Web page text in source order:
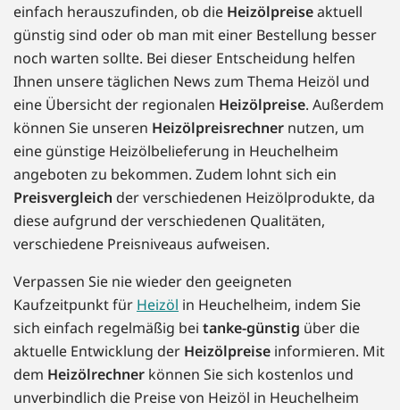
einfach herauszufinden, ob die Heizölpreiseaktuell
günstig sind oder ob man mit einer Bestellung besser
noch warten sollte. Bei dieser Entscheidung helfen
Ihnen unsere täglichen News zum Thema Heizöl und
eine Übersicht der regionalen Heizölpreise. Außerdem
können Sie unseren Heizölpreisrechner nutzen, um
eine günstige Heizölbelieferung in Heuchelheim
angeboten zu bekommen. Zudem lohnt sich ein
Preisvergleich der verschiedenen Heizölprodukte, da
diese aufgrund der verschiedenen Qualitäten,
verschiedene Preisniveaus aufweisen.
Verpassen Sie nie wieder den geeigneten
Kaufzeitpunkt für Heizöl in Heuchelheim, indem Sie
sich einfach regelmäßig bei tanke-günstig über die
aktuelle Entwicklung der Heizölpreise informieren. Mit
dem Heizölrechner können Sie sich kostenlos und
unverbindlich die Preise von Heizöl in Heuchelheim